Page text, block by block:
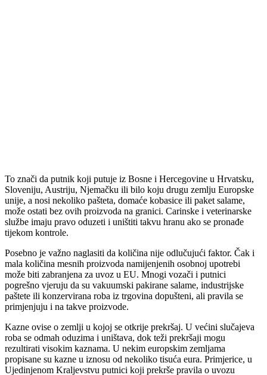
To znači da putnik koji putuje iz Bosne i Hercegovine u Hrvatsku,
Sloveniju, Austriju, Njemačku ili bilo koju drugu zemlju Europske
unije, a nosi nekoliko pašteta, domaće kobasice ili paket salame,
može ostati bez ovih proizvoda na granici. Carinske i veterinarske
službe imaju pravo oduzeti i uništiti takvu hranu ako se pronađe
tijekom kontrole.
Posebno je važno naglasiti da količina nije odlučujući faktor. Čak i
mala količina mesnih proizvoda namijenjenih osobnoj upotrebi
može biti zabranjena za uvoz u EU. Mnogi vozači i putnici
pogrešno vjeruju da su vakuumski pakirane salame, industrijske
paštete ili konzervirana roba iz trgovina dopušteni, ali pravila se
primjenjuju i na takve proizvode.
Kazne ovise o zemlji u kojoj se otkrije prekršaj. U većini slučajeva
roba se odmah oduzima i uništava, dok teži prekršaji mogu
rezultirati visokim kaznama. U nekim europskim zemljama
propisane su kazne u iznosu od nekoliko tisuća eura. Primjerice, u
Ujedinjenom Kraljevstvu putnici koji prekrše pravila o uvozu